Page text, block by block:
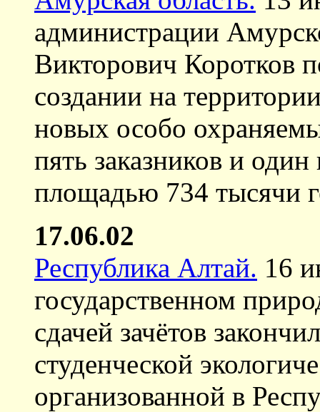
администрации
Викторович Коротков
создании на
новых особо
пять заказников и
площадью 734 тысячи
17.06.02
Республика Алтай. 16
государственном
сдачей зачётов
студенческой
организованной в